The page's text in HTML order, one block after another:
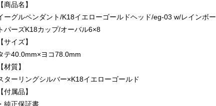
【商品名】
ーグルペンダント/K18イエローゴールドヘッド/eg-03 w/レインボー
トパーズK18カップ/オーバル6×8
【サイズ】
テ40.0mm×ヨコ78.0mm
【材質】
ターリングシルバー×K18イエローゴールド
【付属品】
・純正保証書